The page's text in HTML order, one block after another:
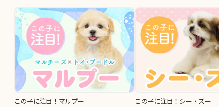
この子に注目！マルプー この子に注目！シー・ズー